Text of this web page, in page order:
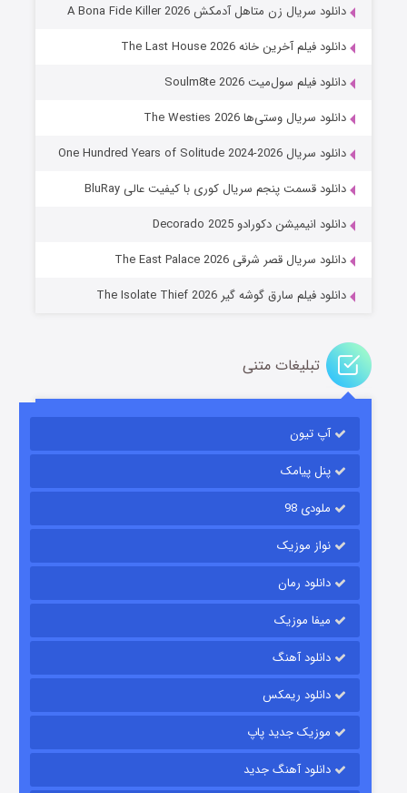
عملیات آپارتمان
قسمت۲ (زیرنویس) منتشر شد
قسمت
دانلود سریال زن متاهل آدمکش A Bona Fide Killer 2026
دانلود فیلم آخرین خانه The Last House 2026
دانلود فیلم سول‌میت Soulm8te 2026
دانلود سریال وستی‌ها The Westies 2026
دانلود سریال One Hundred Years of Solitude 2024-2026
دانلود قسمت پنجم سریال کوری با کیفیت عالی BluRay
دانلود انیمیشن دکورادو Decorado 2025
دانلود سریال قصر شرقی The East Palace 2026
دانلود فیلم سارق گوشه گیر The Isolate Thief 2026
تبلیغات متنی
آپ تیون
پنل پیامک
ملودی 98
نواز موزیک
دانلود رمان
میفا موزیک
دانلود آهنگ
دانلود ریمکس
موزیک جدید پاپ
دانلود آهنگ جدید